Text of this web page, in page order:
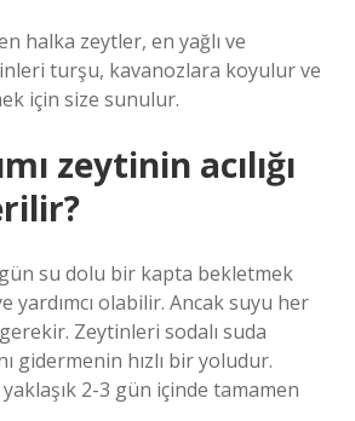
halka zeytler, en yağlı ve
turşu, kavanozlara koyulur ve
için size sunulur.
zeytinin acılığı
su dolu bir kapta bekletmek
yardımcı olabilir. Ancak suyu her
Zeytinleri sodalı suda
gidermenin hızlı bir yoludur.
yaklaşık 2-3 gün içinde tamamen